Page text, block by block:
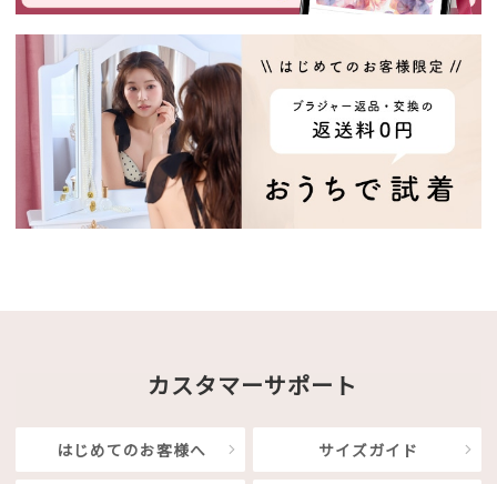
カスタマーサポート
はじめてのお客様へ サイズガイド